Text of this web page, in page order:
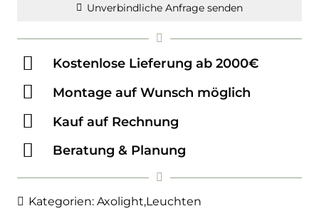
Unverbindliche Anfrage senden
Kostenlose Lieferung ab 2000€
Montage auf Wunsch möglich
Kauf auf Rechnung
Beratung & Planung
Kategorien:Axolight,Leuchten